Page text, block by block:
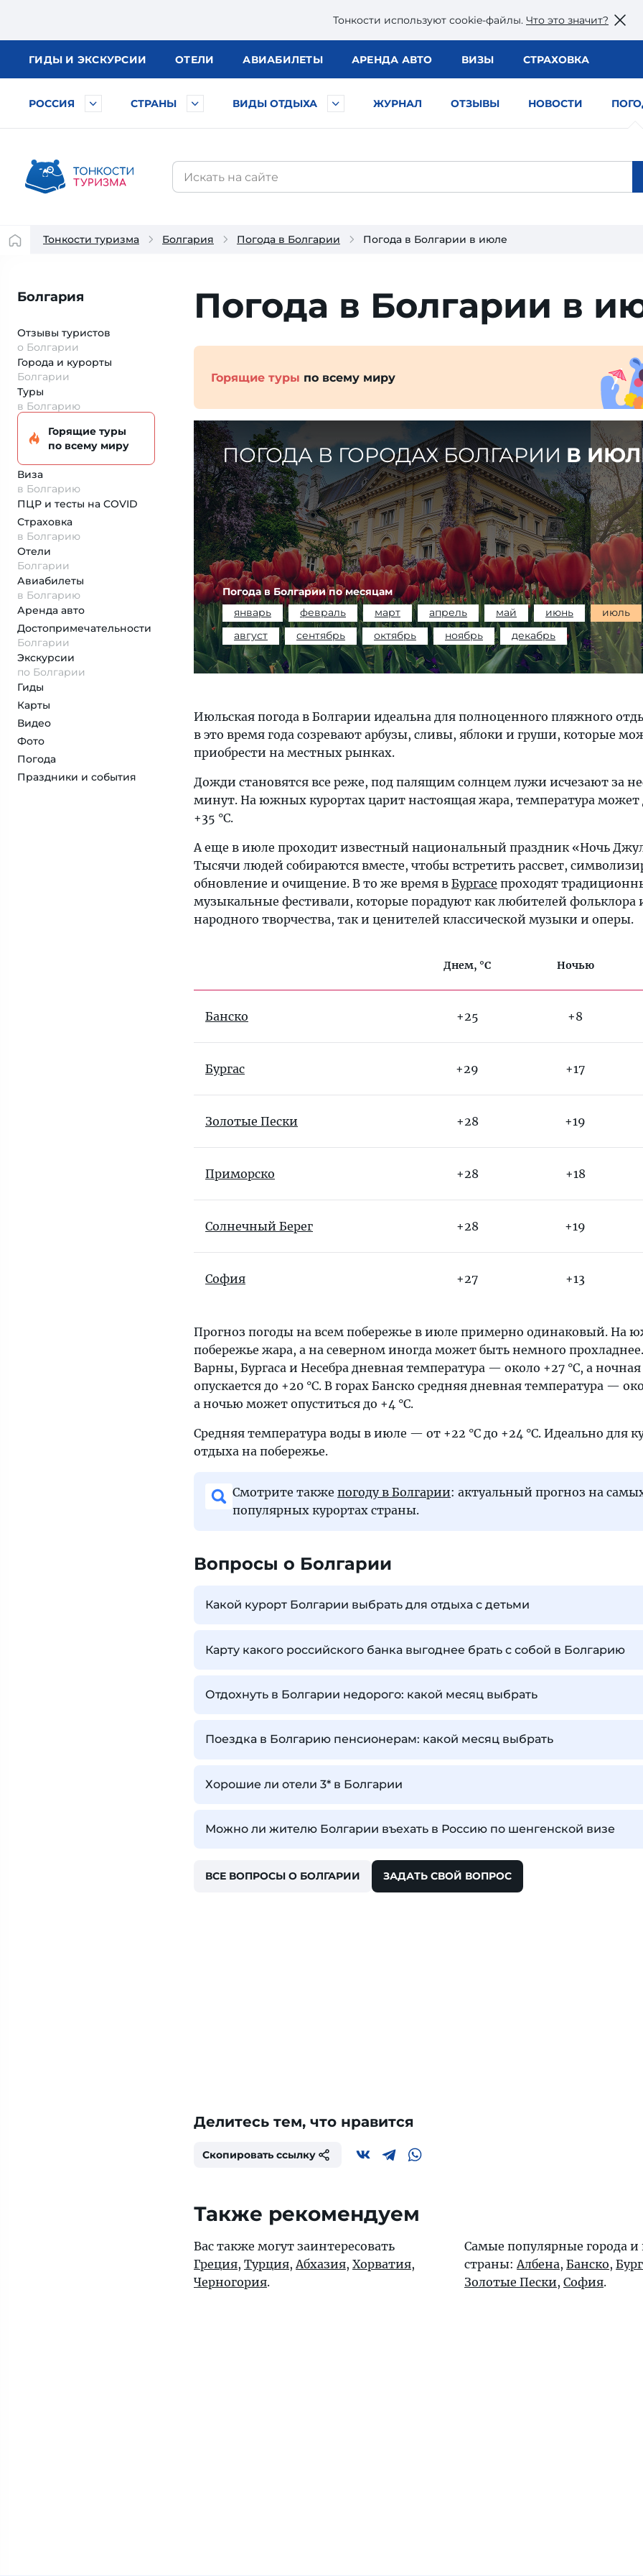
Тонкости используют сookie-файлы. Что это значит?
ГИДЫ И ЭКСКУРСИИ ОТЕЛИ АВИАБИЛЕТЫ АРЕНДА АВТО ВИЗЫ СТРАХОВКА
РОССИЯ СТРАНЫ ВИДЫ ОТДЫХА ЖУРНАЛ ОТЗЫВЫ НОВОСТИ
Тонкости туризма Болгария Погода в Болгарии Погода в Болгарии в июле
Болгария
Отзывы туристов
о Болгарии
Города и курорты
Болгарии
Туры
в Болгарию
Горящие туры
по всему миру
Виза
в Болгарию
ПЦР и тесты на COVID
Страховка
в Болгарию
Отели
Болгарии
Авиабилеты
в Болгарию
Аренда авто
Достопримеча­тельности
Болгарии
Экскурсии
по Болгарии
Гиды
Карты
Видео
Фото
Погода
Праздники и события
Погода в Болгарии в
Горящие туры по всему миру
ПОГОДА В ГОРОДАХ БОЛГАРИИ В
Погода в Болгарии по месяцам
январь
февраль март апрель май июнь
июль
август
сентябрь октябрь ноябрь декабрь
Июльская погода в Болгарии идеальна для полноценного пляжного
в это время года созревают арбузы, сливы, яблоки и груши, которые
приобрести на местных рынках.
Дожди становятся все реже, под палящим солнцем лужи исчезают за
минут. На южных курортах царит настоящая жара, температура может
+35 °C.
А еще в июле проходит известный национальный праздник «Ночь
Тысячи людей собираются вместе, чтобы встретить рассвет,
обновление и очищение. В то же время в Бургасе проходят
музыкальные фестивали, которые порадуют как любителей фольклора
народного творчества, так и ценителей классической музыки и оперы.
Днем, °C Ночью
Банско +25 +8
Бургас +29 +17
Золотые Пески +28 +19
Приморско +28 +18
Солнечный Берег +28 +19
София +27 +13
Прогноз погоды на всем побережье в июле примерно одинаковый. На
побережье жара, а на северном иногда может быть немного
Варны, Бургаса и Несебра дневная температура — около +27 °C, а ночная
опускается до +20 °C. В горах Банско средняя дневная температура —
а ночью может опуститься до +4 °C.
Средняя температура воды в июле — от +22 °C до +24 °C. Идеально для
отдыха на побережье.
Смотрите также погоду в Болгарии: актуальный прогноз на
популярных курортах страны.
Вопросы о Болгарии
Какой курорт Болгарии выбрать для отдыха с детьми
Карту какого российского банка выгоднее брать с собой в Болгарию
Отдохнуть в Болгарии недорого: какой месяц выбрать
Поездка в Болгарию пенсионерам: какой месяц выбрать
Хорошие ли отели 3* в Болгарии
Можно ли жителю Болгарии въехать в Россию по шенгенской визе
ВСЕ ВОПРОСЫ О БОЛГАРИИ ЗАДАТЬ СВОЙ ВОПРОС
Делитесь тем, что нравится
Скопировать ссылку
Также рекомендуем
Вас также могут заинтересовать
Греция, Турция,Абхазия, Хорватия,
Черногория.
Самые популярные города и
страны:Албена, Банско,
Золотые Пески, София.